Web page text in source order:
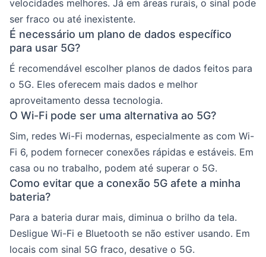
velocidades melhores. Já em áreas rurais, o sinal pode
ser fraco ou até inexistente.
É necessário um plano de dados específico
para usar 5G?
É recomendável escolher planos de dados feitos para
o 5G. Eles oferecem mais dados e melhor
aproveitamento dessa tecnologia.
O Wi-Fi pode ser uma alternativa ao 5G?
Sim, redes Wi-Fi modernas, especialmente as com Wi-
Fi 6, podem fornecer conexões rápidas e estáveis. Em
casa ou no trabalho, podem até superar o 5G.
Como evitar que a conexão 5G afete a minha
bateria?
Para a bateria durar mais, diminua o brilho da tela.
Desligue Wi-Fi e Bluetooth se não estiver usando. Em
locais com sinal 5G fraco, desative o 5G.